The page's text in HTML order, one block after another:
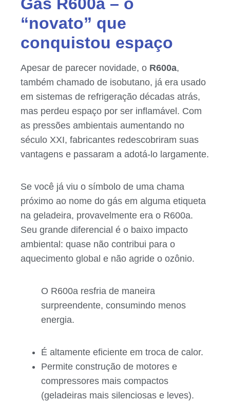
“novato” que
conquistou espaço
Apesar de parecer novidade, o R600a,
também chamado de isobutano, já era usado
em sistemas de refrigeração décadas atrás,
mas perdeu espaço por ser inflamável. Com
as pressões ambientais aumentando no
século XXI, fabricantes redescobriram suas
vantagens e passaram a adotá-lo largamente.
Se você já viu o símbolo de uma chama
próximo ao nome do gás em alguma etiqueta
na geladeira, provavelmente era o R600a.
Seu grande diferencial é o baixo impacto
ambiental: quase não contribui para o
aquecimento global e não agride o ozônio.
O R600a resfria de maneira
surpreendente, consumindo menos
energia.
É altamente eficiente em troca de calor.
Permite construção de motores e
compressores mais compactos
(geladeiras mais silenciosas e leves).